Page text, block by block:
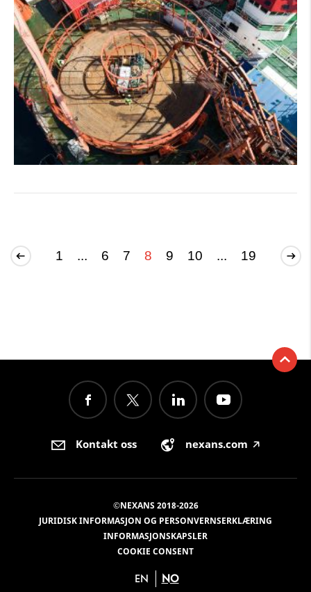
1 ... 6 7 8 9 10 ... 19
Kontakt oss nexans.com 🡥
©NEXANS 2018-2026
JURIDISK INFORMASJON OG PERSONVERNSERKLÆRING
INFORMASJONSKAPSLER
COOKIE CONSENT
EN NO